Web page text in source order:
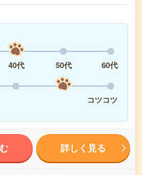
40代 50代
60代
コツコツ
詳しく見る